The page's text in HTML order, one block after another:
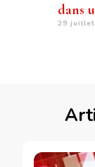
dans
29 juillet